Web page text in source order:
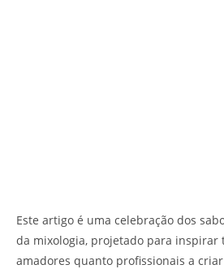
Este artigo é uma celebração dos
da mixologia, projetado para inspirar
amadores quanto profissionais a